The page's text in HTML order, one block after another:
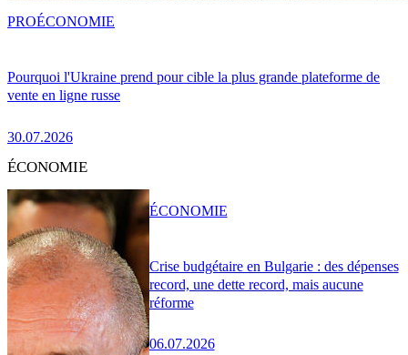
Pourquoi l'Ukraine prend pour cible la plus grande plateforme de
vente en ligne russe
30.07.2026
PROÉCONOMIE
ÉCONOMIE
Crise budgétaire en Bulgarie : des dépenses
record, une dette record, mais aucune
réforme
06.07.2026
ÉCONOMIE